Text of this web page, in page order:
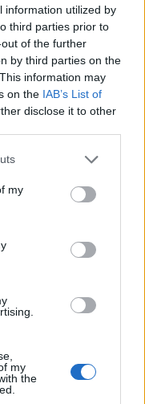
information utilized by
third parties prior to
of the further
by third parties on the
information may
on the IAB’s List of
disclose it to other
my
my
the
Louis Vuitton